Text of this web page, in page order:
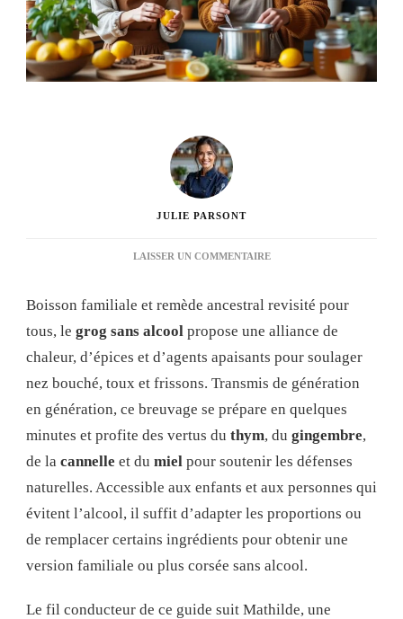
JULIE PARSONT
LAISSER UN COMMENTAIRESUR
SANS
ALCOOL
GUIDE
POUR
RÉUSSIR
BOISSON
RÉCONFORTANTE
SAINE
Boisson familiale et remède ancestral revisité pour
tous, le grog sans alcool propose une alliance de
chaleur, d’épices et d’agents apaisants pour soulager
nez bouché, toux et frissons. Transmis de génération
en génération, ce breuvage se prépare en quelques
minutes et profite des vertus du thym, du gingembre,
de la cannelle et du miel pour soutenir les défenses
naturelles. Accessible aux enfants et aux personnes qui
évitent l’alcool, il suffit d’adapter les proportions ou
de remplacer certains ingrédients pour obtenir une
version familiale ou plus corsée sans alcool.
Le fil conducteur de ce guide suit Mathilde, une